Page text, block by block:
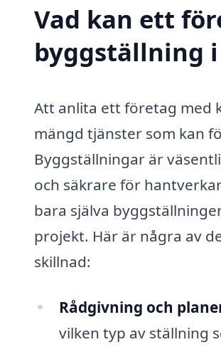
Vad kan ett
byggställning
Att anlita ett företag med
mängd tjänster som kan
Byggställningar är
och säkrare för
bara själva
projekt. Här är några av
skillnad:
Rådgivning och
vilken typ av ställning